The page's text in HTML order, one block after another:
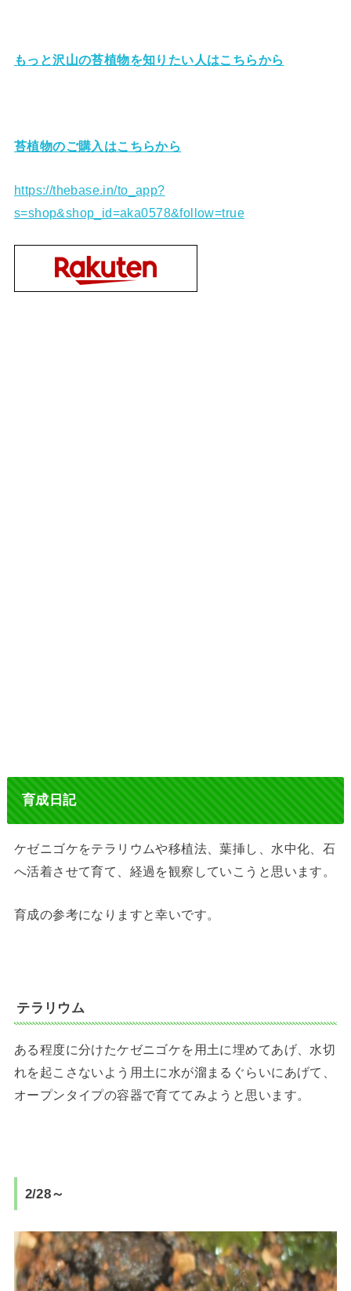
もっと沢山の苔植物を知りたい人はこちらから
苔植物のご購入はこちらから
https://thebase.in/to_app?
s=shop&shop_id=aka0578&follow=true
育成日記
ケゼニゴケをテラリウムや移植法、葉挿し、水中化、石
へ活着させて育て、経過を観察していこうと思います。
育成の参考になりますと幸いです。
テラリウム
ある程度に分けたケゼニゴケを用土に埋めてあげ、水切
れを起こさないよう用土に水が溜まるぐらいにあげて、
オープンタイプの容器で育ててみようと思います。
2/28～